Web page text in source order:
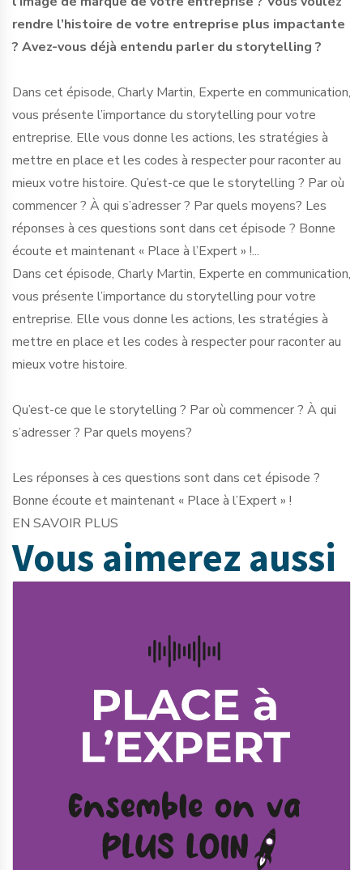
rendre l’histoire de votre entreprise plus impactante
? Avez-vous déjà entendu parler du storytelling ?
Dans cet épisode, Charly Martin, Experte en communication,
vous présente l’importance du storytelling pour votre
entreprise. Elle vous donne les actions, les stratégies à
mettre en place et les codes à respecter pour raconter au
mieux votre histoire. Qu’est-ce que le storytelling ? Par où
commencer ? À qui s’adresser ? Par quels moyens? Les
réponses à ces questions sont dans cet épisode ? Bonne
écoute et maintenant « Place à l’Expert » !...
Dans cet épisode, Charly Martin, Experte en communication,
vous présente l’importance du storytelling pour votre
entreprise. Elle vous donne les actions, les stratégies à
mettre en place et les codes à respecter pour raconter au
mieux votre histoire.
Qu’est-ce que le storytelling ? Par où commencer ? À qui
s’adresser ? Par quels moyens?
Les réponses à ces questions sont dans cet épisode ?
Bonne écoute et maintenant « Place à l’Expert » !
EN SAVOIR PLUS
Vous aimerez aussi